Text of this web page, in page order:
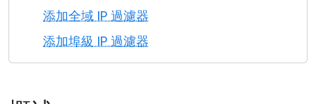
添加全域 IP 過濾器
添加埠級 IP 過濾器